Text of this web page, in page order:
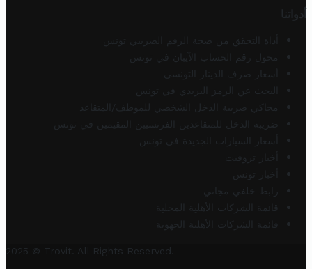
أدواتنا
أداة التحقق من صحة الرقم الضريبي تونس
محول رقم الحساب الآيبان في تونس
أسعار صرف الدينار التونسي
البحث عن الرمز البريدي في تونس
محاكي ضريبة الدخل الشخصي للموظف/المتقاعد
ضريبة الدخل للمتقاعدين الفرنسيين المقيمين في تونس
أسعار السيارات الجديدة في تونس
أخبار تروفيت
أخبار تونس
رابط خلفي مجاني
قائمة الشركات الأهلية المحلية
قائمة الشركات الأهلية الجهوية
2025 © Trovit. All Rights Reserved.